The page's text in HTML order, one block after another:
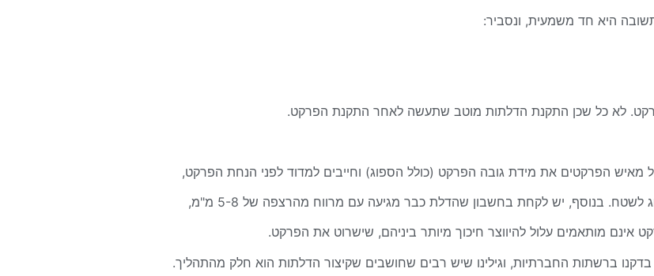
היא חד משמעית, ונסביר:
לא כל שכן התקנת הדלתות מוטב שתעשה לאחר התקנת הפרקט.
מאיש הפרקטים את מידת גובה הפרקט (כולל הספוג) וחייבים למדוד לפני הנחת הפרקט,
לשטח. בנוסף, יש לקחת בחשבון שהדלת כבר מגיעה עם מרווח מהרצפה של 5-8 מ"מ,
אינם מותאמים עלול להיווצר חיכוך מיותר ביניהם, שישרוט את הפרקט.
בדקנו ברשתות החברתיות, וגילינו שיש רבים שחושבים שקיצור הדלתות הוא חלק מהתהליך.